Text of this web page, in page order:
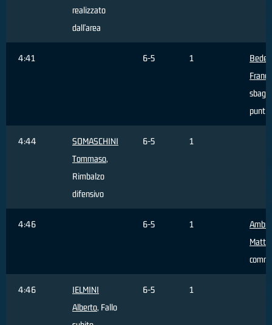
realizzato
dall'area
4:41 6-5 1
punti
4:44
SOMASCHINI
Tommaso,
Rimbalzo
difensivo
6-5 1
4:46 6-5 1
4:46
IELMINI
Alberto, Fallo
6-5 1